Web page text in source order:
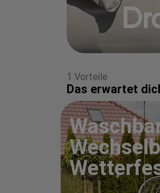
1 Vorteile
Das erwartet